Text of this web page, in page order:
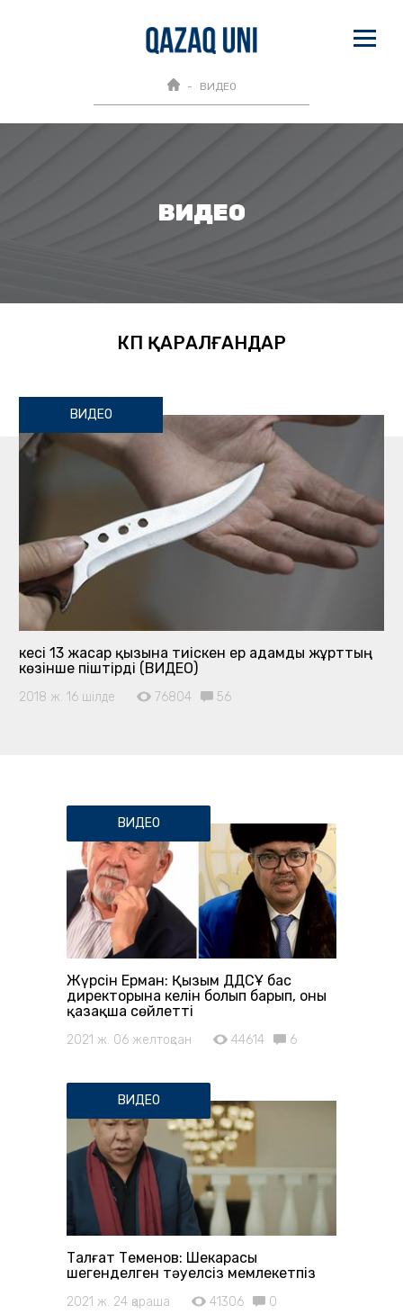
ВИДЕО
ВИДЕО
КӨП ҚАРАЛҒАНДАР
ВИДЕО
Әкесі 13 жасар қызына тиіскен ер адамды жұрттың
көзінше піштірді (ВИДЕО)
2018 ж. 16 шілде 76804 56
ВИДЕО
Жүрсін Ерман: Қызым ДДСҰ бас
директорына келін болып барып, оны
қазақша сөйлетті
2021 ж. 06 желтоқсан 44614 6
ВИДЕО
Талғат Теменов: Шекарасы
шегенделген тәуелсіз мемлекетпіз
2021 ж. 24 қараша 41306 0